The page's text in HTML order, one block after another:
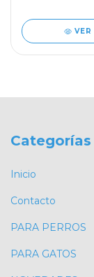
VER
Categorías
Inicio
Contacto
PARA PERROS
PARA GATOS